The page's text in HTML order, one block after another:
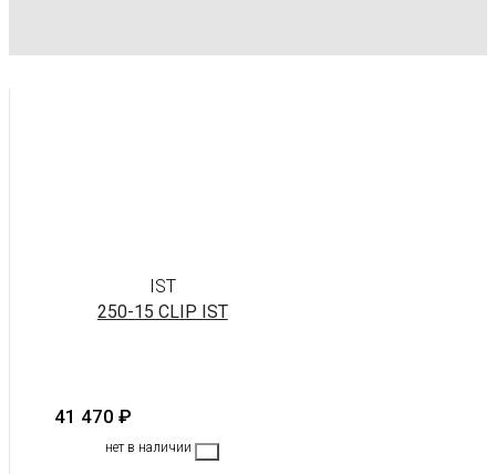
IST
250-15 CLIP IST
41 470 ₽
нет в наличии